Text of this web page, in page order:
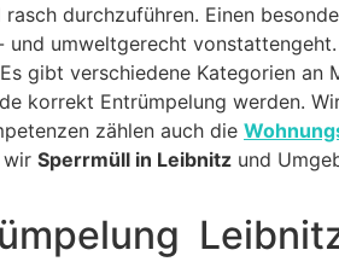
durchzuführen. Einen
und umweltgerecht
gibt verschiedene Kategorien
korrekt Entrümpelung werden.
zählen auch die
wir Sperrmüll in Leibnitz und